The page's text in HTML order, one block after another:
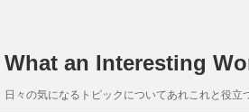
What an Interesting
日々の気になるトピックについてあれこれと役立